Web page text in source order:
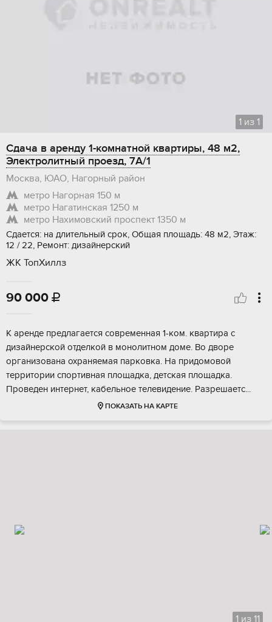
1 из 1
Сдача в аренду 1-комнатной квартиры, 48 м2,
Электролитный проезд, 7А/1
Москва, ЮАО, Нагорный район
метро Нагорная 150 м
метро Нагатинская 1250 м
метро Нахимовский проспект 1350 м
Сдается: на длительный срок, Общая площадь: 48 м2, Этаж:
12 / 22, Ремонт: дизайнерский
ЖК ТопХиллз
90 000 
К аренде предлагается современная 1-ком. квартира с
дизайнерской отделкой в монолитном доме. Во дворе
организована охраняемая парковка. На придомовой
территории спортивная площадка, детская площадка.
Проведен интернет, кабельное телевидение. Разрешаетс...
ПОКАЗАТЬ НА КАРТЕ
1 из 11